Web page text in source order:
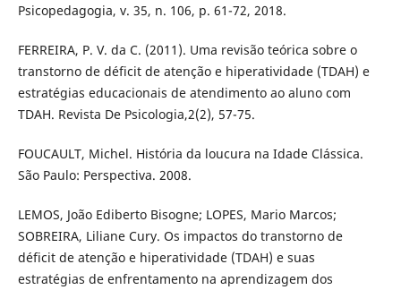
Psicopedagogia, v. 35, n. 106, p. 61-72, 2018.
FERREIRA, P. V. da C. (2011). Uma revisão teórica sobre o
transtorno de déficit de atenção e hiperatividade (TDAH) e
estratégias educacionais de atendimento ao aluno com
TDAH. Revista De Psicologia,2(2), 57-75.
FOUCAULT, Michel. História da loucura na Idade Clássica.
São Paulo: Perspectiva. 2008.
LEMOS, João Ediberto Bisogne; LOPES, Mario Marcos;
SOBREIRA, Liliane Cury. Os impactos do transtorno de
déficit de atenção e hiperatividade (TDAH) e suas
estratégias de enfrentamento na aprendizagem dos